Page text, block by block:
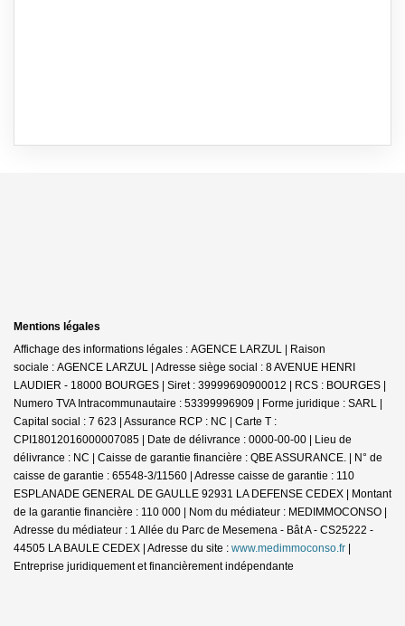
Mentions légales
Affichage des informations légales : AGENCE LARZUL | Raison
sociale : AGENCE LARZUL | Adresse siège social : 8 AVENUE HENRI
LAUDIER - 18000 BOURGES | Siret : 39999690900012 | RCS : BOURGES |
Numero TVA Intracommunautaire : 53399996909 | Forme juridique : SARL |
Capital social : 7 623 | Assurance RCP : NC | Carte T :
CPI18012016000007085 | Date de délivrance : 0000-00-00 | Lieu de
délivrance : NC | Caisse de garantie financière : QBE ASSURANCE. | N° de
caisse de garantie : 65548-3/11560 | Adresse caisse de garantie : 110
ESPLANADE GENERAL DE GAULLE 92931 LA DEFENSE CEDEX | Montant
de la garantie financière : 110 000 | Nom du médiateur : MEDIMMOCONSO |
Adresse du médiateur : 1 Allée du Parc de Mesemena - Bât A - CS25222 -
44505 LA BAULE CEDEX | Adresse du site : www.medimmoconso.fr |
Entreprise juridiquement et financièrement indépendante